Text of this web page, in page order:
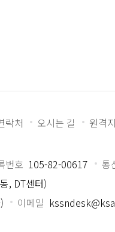
락처 오시는 길 원격
번호 105-82-00617 통
, DT센터)
이메일